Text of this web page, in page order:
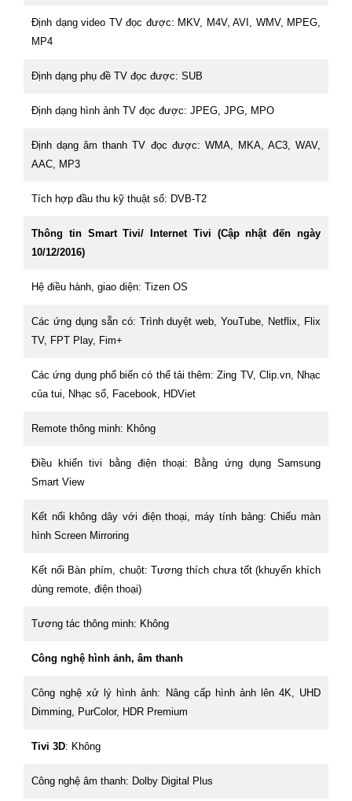
Định dạng video TV đọc được: MKV, M4V, AVI, WMV, MPEG,
MP4
Định dạng phụ đề TV đọc được: SUB
Định dạng hình ảnh TV đọc được: JPEG, JPG, MPO
Định dạng âm thanh TV đọc được: WMA, MKA, AC3, WAV,
AAC, MP3
Tích hợp đầu thu kỹ thuật số: DVB-T2
Thông tin Smart Tivi/ Internet Tivi (Cập nhật đến ngày
10/12/2016)
Hệ điều hành, giao diện: Tizen OS
Các ứng dụng sẵn có: Trình duyệt web, YouTube, Netflix, Flix
TV, FPT Play, Fim+
Các ứng dụng phổ biến có thể tải thêm: Zing TV, Clip.vn, Nhạc
của tui, Nhạc số, Facebook, HDViet
Remote thông minh: Không
Điều khiển tivi bằng điện thoại: Bằng ứng dụng Samsung
Smart View
Kết nối không dây với điện thoại, máy tính bảng: Chiếu màn
hình Screen Mirroring
Kết nối Bàn phím, chuột: Tương thích chưa tốt (khuyến khích
dùng remote, điện thoại)
Tương tác thông minh: Không
Công nghệ hình ảnh, âm thanh
Công nghệ xử lý hình ảnh: Nâng cấp hình ảnh lên 4K, UHD
Dimming, PurColor, HDR Premium
Tivi 3D: Không
Công nghệ âm thanh: Dolby Digital Plus